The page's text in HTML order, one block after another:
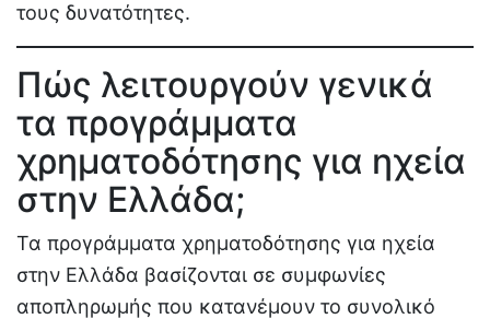
τους δυνατότητες.
Πώς λειτουργούν γενικά
τα προγράμματα
χρηματοδότησης για ηχεία
στην Ελλάδα;
Τα προγράμματα χρηματοδότησης για ηχεία
στην Ελλάδα βασίζονται σε συμφωνίες
αποπληρωμής που κατανέμουν το συνολικό